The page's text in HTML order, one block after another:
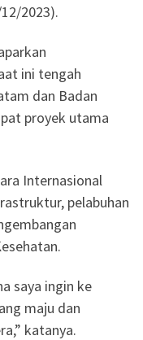
2023).
ini tengah
dan Badan
proyek utama
Internasional
pelabuhan
saya ingin ke
maju dan
katanya.